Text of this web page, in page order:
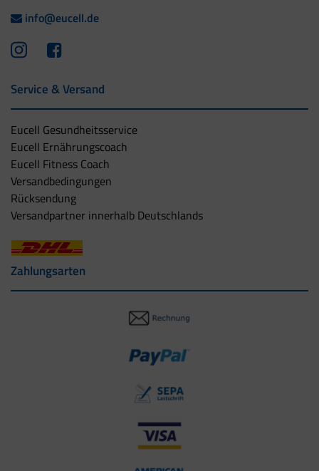
info@eucell.de
Service & Versand
Eucell Gesundheitsservice
Eucell Ernährungscoach
Eucell Fitness Coach
Versandbedingungen
Rücksendung
Versandpartner innerhalb Deutschlands
Zahlungsarten